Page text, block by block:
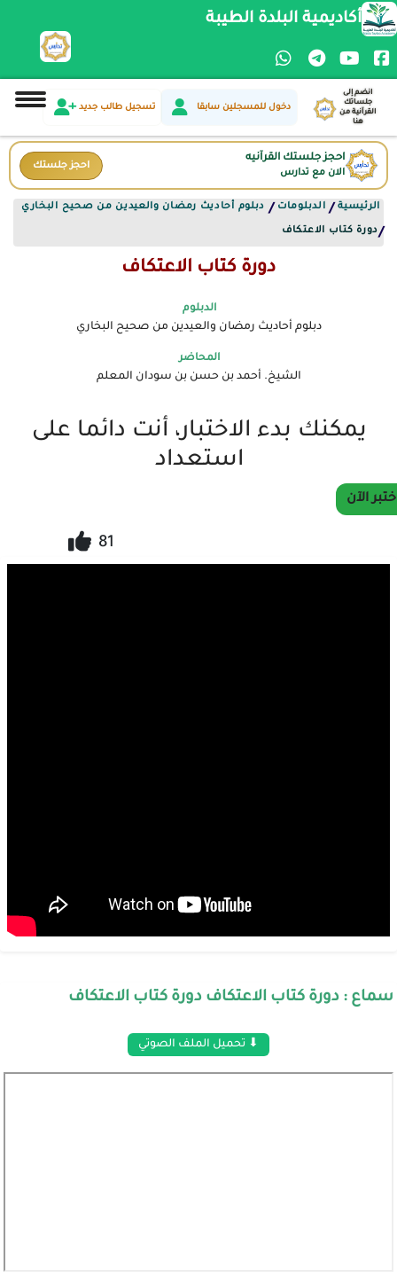
أكاديمية البلدة الطيبة
دخول للمسجلين سابقا تسجيل طالب جديد
انضم إلى
جلساتك
القرآنية من
هنا
احجز جلستك القرآنيه
الان مع تدارس
احجز جلستك
الرئيسية / الدبلومات / دبلوم أحاديث رمضان والعيدين من صحيح البخاري
/دورة كتاب الاعتكاف
دورة كتاب الاعتكاف
الدبلوم
دبلوم أحاديث رمضان والعيدين من صحيح البخاري
المحاضر
الشيخ. أحمد بن حسن بن سودان المعلم
يمكنك بدء الاختبار، أنت دائما على
استعداد
الآن
81
سماع : دورة كتاب الاعتكاف دورة كتاب الاعتكاف
⬇ تحميل الملف الصوتي